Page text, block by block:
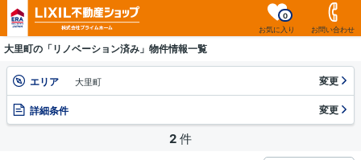
お気に入り
0
お問い合わせ
大里町の「リノベーション済み」物件情報一覧
エリア 大里町 変更
詳細条件 変更
2 件